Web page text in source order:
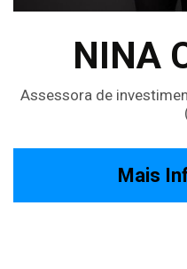
NINA
Assessora de
Mais